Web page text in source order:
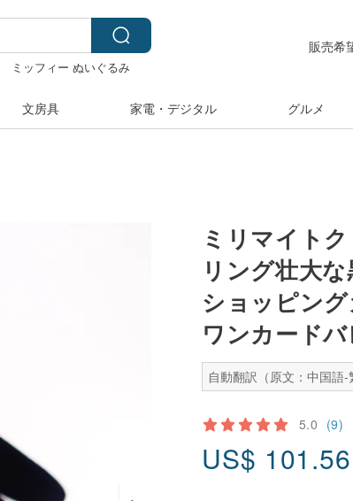
ミッフィー ぬいぐるみ
販売希
文房具 家電・デジタル グルメ
ミリマイト
リング壮大
ショッピン
ワンカード
自動翻訳（原文：中国語-
5.0 (9)
US$ 101.56